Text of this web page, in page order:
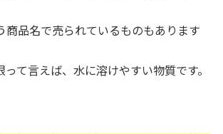
商品名で売られているものもあります
て言えば、水に溶けやすい物質です。